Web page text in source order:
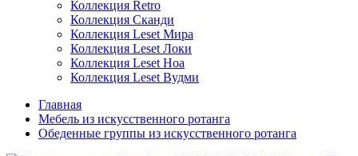
Коллекция Retro
Коллекция Сканди
Коллекция Leset Мира
Коллекция Leset Локи
Коллекция Leset Ноа
Коллекция Leset Вудми
Главная
Мебель из искусственного ротанга
Обеденные группы из искусственного ротанга